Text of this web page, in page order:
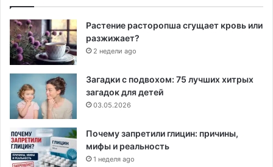
Растение расторопша сгущает кровь или
разжижает?
2 недели ago
Загадки с подвохом: 75 лучших хитрых
загадок для детей
03.05.2026
Почему запретили глицин: причины,
мифы и реальность
1 неделя ago